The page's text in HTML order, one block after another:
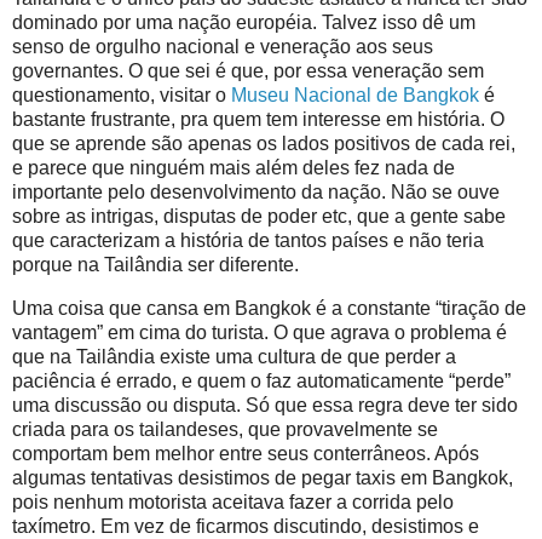
dominado por uma nação européia. Talvez isso dê um
senso de orgulho nacional e veneração aos seus
governantes. O que sei é que, por essa veneração sem
questionamento, visitar o Museu Nacional de Bangkok é
bastante frustrante, pra quem tem interesse em história. O
que se aprende são apenas os lados positivos de cada rei,
e parece que ninguém mais além deles fez nada de
importante pelo desenvolvimento da nação. Não se ouve
sobre as intrigas, disputas de poder etc, que a gente sabe
que caracterizam a história de tantos países e não teria
porque na Tailândia ser diferente.
Uma coisa que cansa em Bangkok é a constante “tiração de
vantagem” em cima do turista. O que agrava o problema é
que na Tailândia existe uma cultura de que perder a
paciência é errado, e quem o faz automaticamente “perde”
uma discussão ou disputa. Só que essa regra deve ter sido
criada para os tailandeses, que provavelmente se
comportam bem melhor entre seus conterrâneos. Após
algumas tentativas desistimos de pegar taxis em Bangkok,
pois nenhum motorista aceitava fazer a corrida pelo
taxímetro. Em vez de ficarmos discutindo, desistimos e